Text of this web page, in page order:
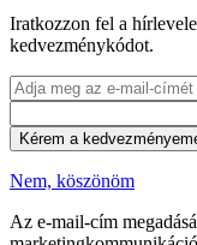
Iratkozzon fel a
kedvezménykódot.
Kérem a
Nem, köszönöm
Az e-mail-cím